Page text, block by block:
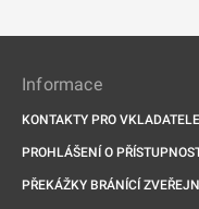
Informace
KONTAKTY PRO
PROHLÁŠENÍ O
PŘEKÁŽKY BRÁNÍCÍ